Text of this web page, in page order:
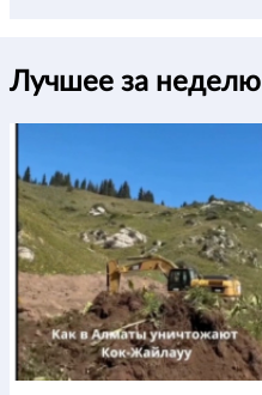
Лучшее за неделю